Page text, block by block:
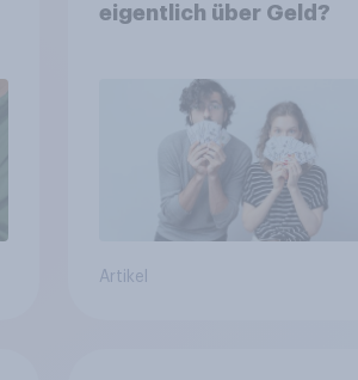
eigentlich über Geld?
Artikel